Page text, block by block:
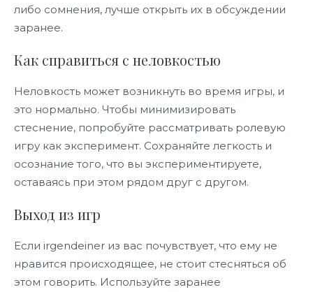
либо сомнения, лучше открыть их в обсуждении
заранее.
Как справиться с неловкостью
Неловкость может возникнуть во время игры, и
это нормально. Чтобы минимизировать
стеснение, попробуйте рассматривать ролевую
игру как эксперимент. Сохраняйте легкость и
осознание того, что вы экспериментируете,
оставаясь при этом рядом друг с другом.
Выход из игр
Если irgendeiner из вас почувствует, что ему не
нравится происходящее, не стоит стесняться об
этом говорить. Используйте заранее